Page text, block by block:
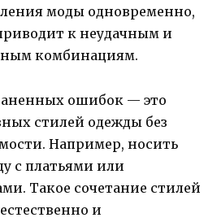
моды одновременно,
к неудачным и
комбинациям.
ошибок — это
стилей одежды без
Например, носить
с платьями или
Такое сочетание стилей
и